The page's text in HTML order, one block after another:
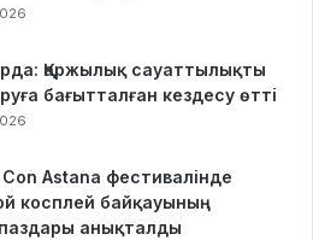
Қаржылық сауаттылықты
бағытталған кездесу өтті
Astana фестивалінде
косплей байқауының
анықталды